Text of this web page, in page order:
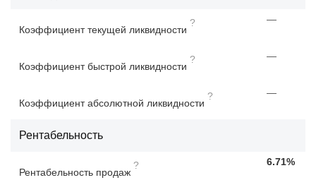
Коэффициент текущей ликвидности
? —
Коэффициент быстрой ликвидности
? —
Коэффициент абсолютной ликвидности
? —
Рентабельность
Рентабельность продаж
? 6.71%